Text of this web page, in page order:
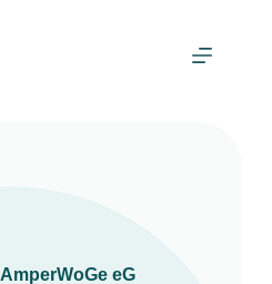
AmperWoGe eG